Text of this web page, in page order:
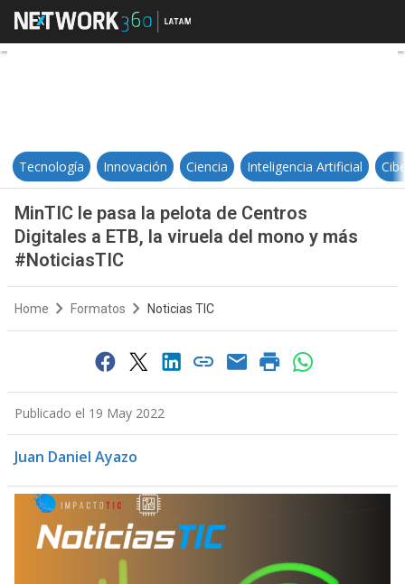
MinTIC le pasa la pelota de
Tecnología Innovación Ciencia Inteligencia Artificial
MinTIC le pasa la pelota de Centros
Digitales a ETB, la viruela del mono y más
#NoticiasTIC
Home Formatos Noticias TIC
Publicado el 19 May 2022
Juan Daniel Ayazo